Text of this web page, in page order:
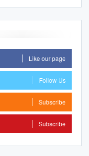
Like our page
Follow Us
Subscribe
Subscribe